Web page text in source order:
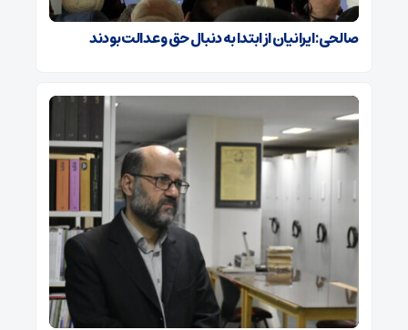
صالحی: ایرانیان از ابتدا به دنبال حق و عدالت بودند